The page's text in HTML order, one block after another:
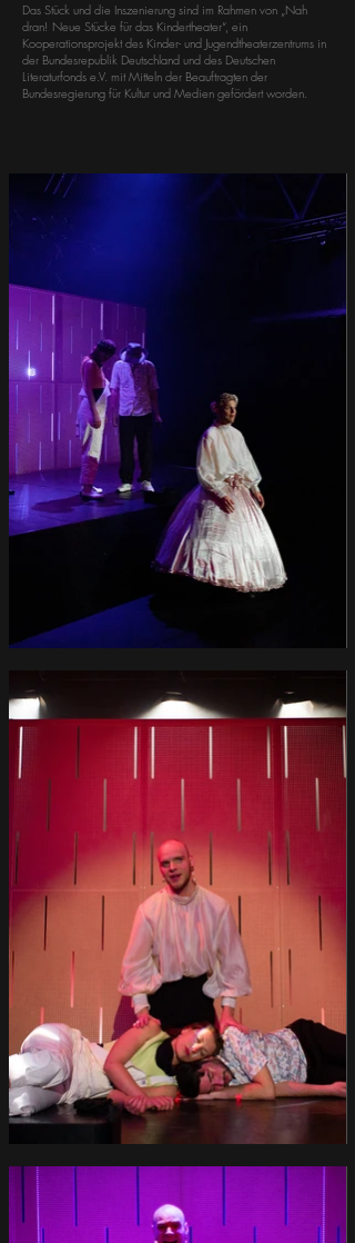
Das Stück und die Inszenierung sind im Rahmen von „Nah
dran! Neue Stücke für das Kindertheater“, ein
Kooperationsprojekt des Kinder- und Jugendtheaterzentrums in
der Bundesrepublik Deutschland und des Deutschen
Literaturfonds e.V. mit Mitteln der Beauftragten der
Bundesregierung für Kultur und Medien gefördert worden.